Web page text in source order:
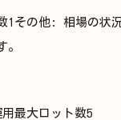
1その他: 相場の状
。
最大ロット数5